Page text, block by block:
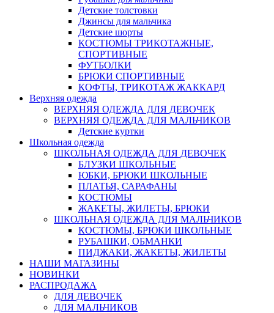
Детские толстовки
Джинсы для мальчика
Детские шорты
КОСТЮМЫ ТРИКОТАЖНЫЕ,
СПОРТИВНЫЕ
ФУТБОЛКИ
БРЮКИ СПОРТИВНЫЕ
КОФТЫ, ТРИКОТАЖ ЖАККАРД
Верхняя одежда
ВЕРХНЯЯ ОДЕЖДА ДЛЯ ДЕВОЧЕК
ВЕРХНЯЯ ОДЕЖДА ДЛЯ МАЛЬЧИКОВ
Детские куртки
Школьная одежда
ШКОЛЬНАЯ ОДЕЖДА ДЛЯ ДЕВОЧЕК
БЛУЗКИ ШКОЛЬНЫЕ
ЮБКИ, БРЮКИ ШКОЛЬНЫЕ
ПЛАТЬЯ, САРАФАНЫ
КОСТЮМЫ
ЖАКЕТЫ, ЖИЛЕТЫ, БРЮКИ
ШКОЛЬНАЯ ОДЕЖДА ДЛЯ МАЛЬЧИКОВ
КОСТЮМЫ, БРЮКИ ШКОЛЬНЫЕ
РУБАШКИ, ОБМАНКИ
ПИДЖАКИ, ЖАКЕТЫ, ЖИЛЕТЫ
НАШИ МАГАЗИНЫ
НОВИНКИ
РАСПРОДАЖА
ДЛЯ ДЕВОЧЕК
ДЛЯ МАЛЬЧИКОВ